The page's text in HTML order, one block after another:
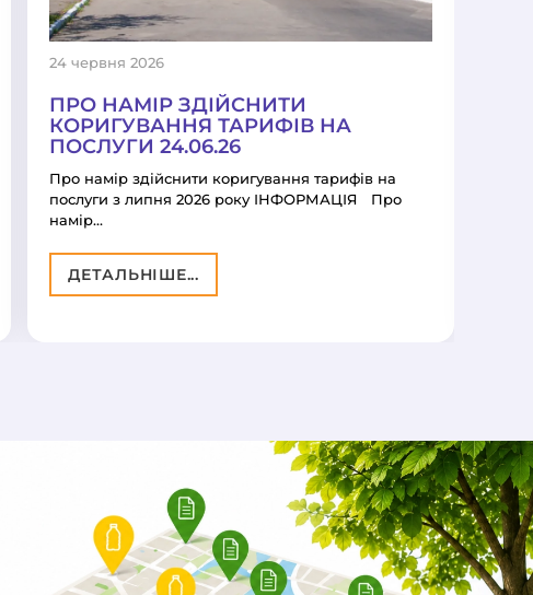
24 червня 2026
ПРО НАМІР ЗДІЙСНИТИ
КОРИГУВАННЯ ТАРИФІВ НА
ПОСЛУГИ 24.06.26
Про намір здійснити коригування тарифів на
послуги з липня 2026 року ІНФОРМАЦІЯ Про
намір…
ДЕТАЛЬНІШЕ...